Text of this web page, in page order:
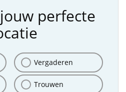
perfecte
Vergaderen
Trouwen